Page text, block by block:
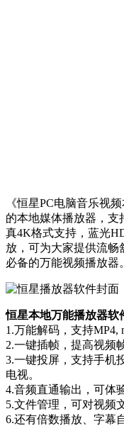
《恒星PC电脑音乐视
的本地媒体播放器，
真4K格式支持，蓝光
放，可为大家提供流畅
必备的万能视频播放器。
恒星本地万能播放器软
1.万能解码，支持MP4,
2.一键插帧，提高视频
3.一键投屏，支持手机
电视。
4.音频直通输出，可体
5.文件管理，可对视频
6.还有倍数播放、字幕